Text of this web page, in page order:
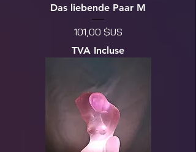
Das liebende Paar M
Prix
101,00 $US
TVA Incluse